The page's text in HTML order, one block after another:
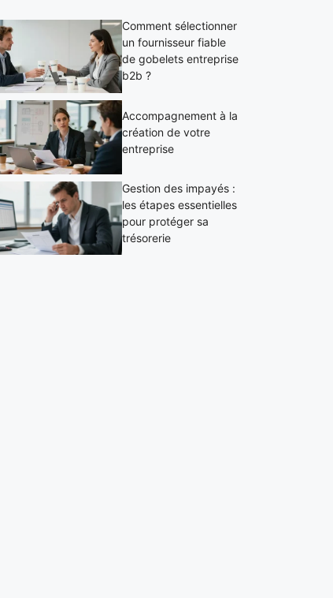
Comment sélectionner
un fournisseur fiable
de gobelets entreprise
b2b ?
Accompagnement à la
création de votre
entreprise
Gestion des impayés :
les étapes essentielles
pour protéger sa
trésorerie